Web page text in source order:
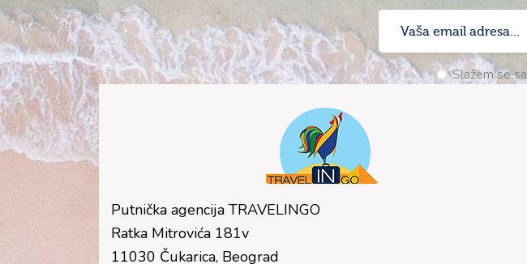
Slažem se sa
Putnička agencija TRAVELINGO
Ratka Mitrovića 181v
11030 Čukarica, Beograd